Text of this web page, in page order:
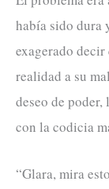
había sido dura
exagerado decir
realidad a su
deseo de
con la codicia
“Glara, mira